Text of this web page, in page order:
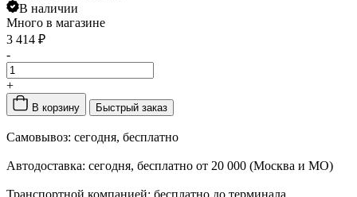
В наличии
Много в магазине
3 414 ₽
-
+
В корзину Быстрый заказ
Самовывоз: сегодня, бесплатно
Автодоставка: сегодня, бесплатно от 20 000 (Москва и МО)
Транспортной компанией: бесплатно до терминала